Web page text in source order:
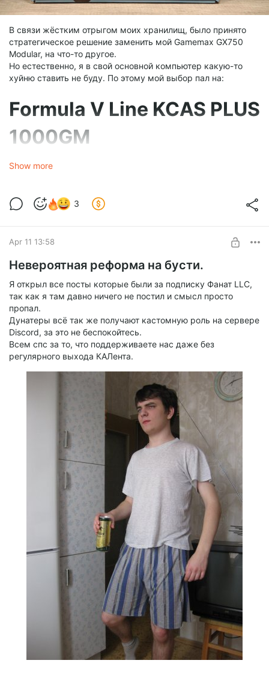
В связи жёстким отрыгом моих хранилищ, было принято
стратегическое решение заменить мой Gamemax GX750
Modular, на что-то другое.
Но естественно, я в свой основной компьютер какую-то
хуйню ставить не буду. По этому мой выбор пал на:
Formula V Line KCAS PLUS
1000GM
потроха.
Теперь это мой основной блок питания, так что посмотрим
как он себя покажет со временем.
Потроха:
Andyson
Platform
P32
PCB Type
Double-Sided
Show more
3
Apr 11 13:58
Невероятная реформа на бусти.
Я открыл все посты которые были за подписку Фанат LLC,
так как я там давно ничего не постил и смысл просто
пропал.
Дунатеры всё так же получают кастомную роль на сервере
Discord, за это не беспокойтесь.
Всем спс за то, что поддерживаете нас даже без
регулярного выхода КАЛента.